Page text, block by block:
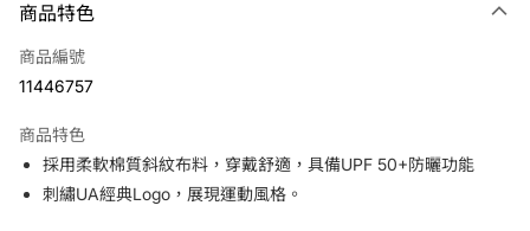
信用卡一次付款
LINE Pay
悠遊付
商品特色
商品編號
11446757
商品特色
採用柔軟棉質斜紋布料，穿戴舒適，具備UPF 50+防曬功能
刺繡UA經典Logo，展現運動風格。